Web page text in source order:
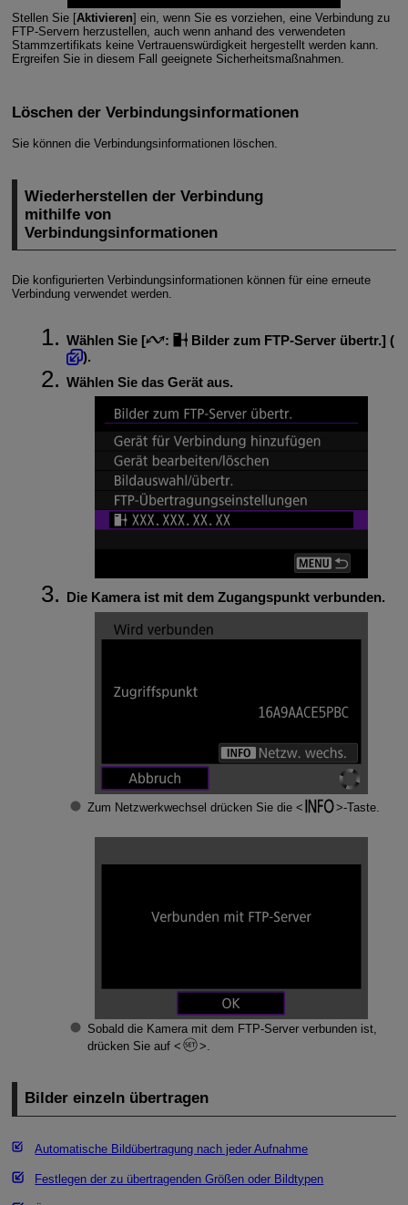
Stellen Sie [Aktivieren] ein, wenn Sie es vorziehen, eine Verbindung zu
FTP-Servern herzustellen, auch wenn anhand des verwendeten
Stammzertifikats keine Vertrauenswürdigkeit hergestellt werden kann.
Ergreifen Sie in diesem Fall geeignete Sicherheitsmaßnahmen.
Löschen der Verbindungsinformationen
Sie können die Verbindungsinformationen löschen.
Wiederherstellen der Verbindung
mithilfe von
Verbindungsinformationen
Die konfigurierten Verbindungsinformationen können für eine erneute
Verbindung verwendet werden.
Wählen Sie [ : Bilder zum FTP-Server übertr.] (
).
Wählen Sie das Gerät aus.
Die Kamera ist mit dem Zugangspunkt verbunden.
Zum Netzwerkwechsel drücken Sie die -Taste.
Sobald die Kamera mit dem FTP-Server verbunden ist,
drücken Sie auf
.
Bilder einzeln übertragen
Automatische Bildübertragung nach jeder Aufnahme
Festlegen der zu übertragenden Größen oder Bildtypen